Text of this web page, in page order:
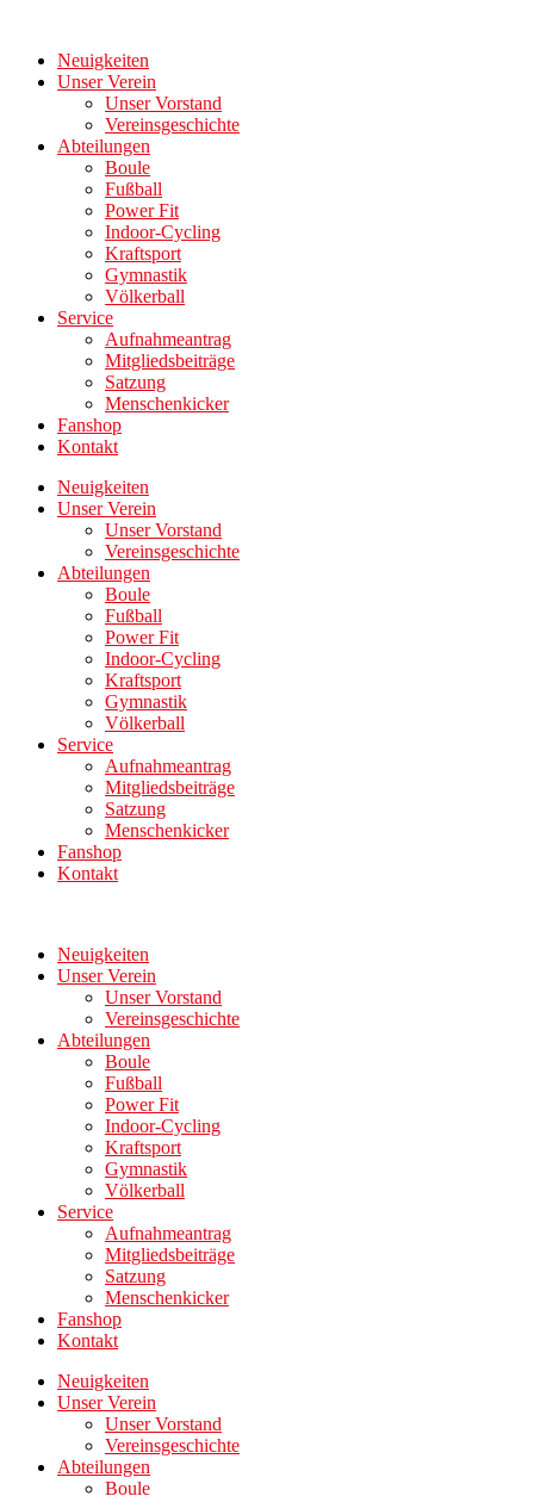
wechselnNeuigkeiten
Unser Verein
Unser Vorstand
Vereinsgeschichte
Abteilungen
Boule
Fußball
Power Fit
Indoor-Cycling
Kraftsport
Gymnastik
Völkerball
Service
Aufnahmeantrag
Mitgliedsbeiträge
Satzung
Menschenkicker
Fanshop
Kontakt
Neuigkeiten
Unser Verein
Unser Vorstand
Vereinsgeschichte
Abteilungen
Boule
Fußball
Power Fit
Indoor-Cycling
Kraftsport
Gymnastik
Völkerball
Service
Aufnahmeantrag
Mitgliedsbeiträge
Satzung
Menschenkicker
Fanshop
Kontakt
Neuigkeiten
Unser Verein
Unser Vorstand
Vereinsgeschichte
Abteilungen
Boule
Fußball
Power Fit
Indoor-Cycling
Kraftsport
Gymnastik
Völkerball
Service
Aufnahmeantrag
Mitgliedsbeiträge
Satzung
Menschenkicker
Fanshop
Kontakt
Neuigkeiten
Unser Verein
Unser Vorstand
Vereinsgeschichte
Abteilungen
Boule